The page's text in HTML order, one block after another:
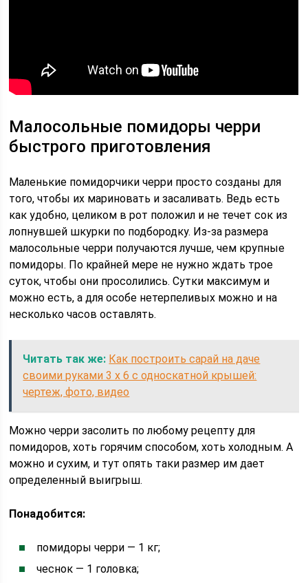
Малосольные помидоры черри
быстрого приготовления
Маленькие помидорчики черри просто созданы для
того, чтобы их мариновать и засаливать. Ведь есть
как удобно, целиком в рот положил и не течет сок из
лопнувшей шкурки по подбородку. Из-за размера
малосольные черри получаются лучше, чем крупные
помидоры. По крайней мере не нужно ждать трое
суток, чтобы они просолились. Сутки максимум и
можно есть, а для особе нетерпеливых можно и на
несколько часов оставлять.
Читать так же: Как построить сарай на даче
своими руками 3 х 6 с односкатной крышей:
чертеж, фото, видео
Можно черри засолить по любому рецепту для
помидоров, хоть горячим способом, хоть холодным. А
можно и сухим, и тут опять таки размер им дает
определенный выигрыш.
Понадобится:
помидоры черри — 1 кг;
чеснок — 1 головка;